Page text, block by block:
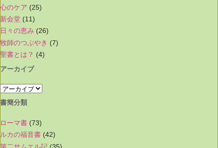
心のケア (25)
新会堂 (11)
日々の恵み (26)
牧師のつぶやき (7)
聖書とは？ (4)
アーカイブ
書簡分類
ローマ書 (73)
ルカの福音書 (42)
第二サムエル記 (35)